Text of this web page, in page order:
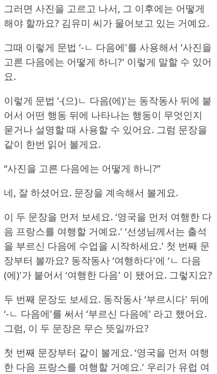
그러면 사진을 고르고 나서, 그 이후에는 어떻게
해야 할까요? 김유미 씨가 물어보고 있는 거예요.
그때 이렇게 문법 ‘-ㄴ 다음에'를 사용해서 ‘사진을
고른 다음에는 어떻게 하니?' 이렇게 말할 수 있어
요.
이렇게 문법 ‘-(으)ㄴ 다음(에)'는 동작동사 뒤에 붙
어서 어떤 행동 뒤에 나타나는 행동이 무엇인지
묻거나 설명할 때 사용할 수 있어요. 그럼 문장을
같이 한번 읽어 볼게요.
“사진을 고른 다음에는 어떻게 하니?”
네, 잘 하셨어요. 문장을 계속해서 볼게요.
이 두 문장을 먼저 보세요. ‘영국을 먼저 여행한 다
음 프랑스를 여행할 거예요.' ‘선생님께서는 출석
을 부르신 다음에 수업을 시작하세요.' 첫 번째 문
장부터 볼까요? 동작동사 ‘여행하다'에 ‘ㄴ 다음
(에)'가 붙어서 ‘여행한 다음' 이 됐어요. 그렇지요?
두 번째 문장도 보세요. 동작동사 ‘부르시다' 뒤에
‘-ㄴ 다음에'를 써서 ‘부르신 다음에' 라고 했어요.
그럼, 이 두 문장은 무슨 뜻일까요?
첫 번째 문장부터 같이 볼게요. ‘영국을 먼저 여행
한 다음 프랑스를 여행할 거예요.' 우리가 유럽 여